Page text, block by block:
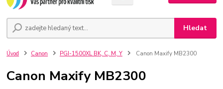
Hledat
Úvod Canon PGI-1500XL BK, C, M, Y Canon Maxify MB2300
Canon Maxify MB2300